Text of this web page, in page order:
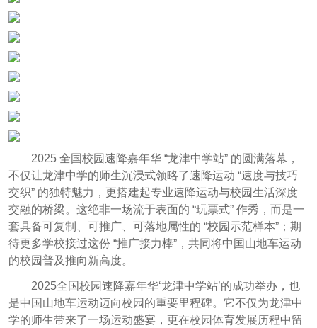
2025 全国校园速降嘉年华 “龙津中学站” 的圆满落幕，
不仅让龙津中学的师生沉浸式领略了速降运动 “速度与技巧
交织” 的独特魅力，更搭建起专业速降运动与校园生活深度
交融的桥梁。这绝非一场流于表面的 “玩票式” 作秀，而是一
套具备可复制、可推广、可落地属性的 “校园示范样本”；期
待更多学校接过这份 “推广接力棒”，共同将中国山地车运动
的校园普及推向新高度。
2025全国校园速降嘉年华‘龙津中学站’的成功举办，也
是中国山地车运动迈向校园的重要里程碑。它不仅为龙津中
学的师生带来了一场运动盛宴，更在校园体育发展历程中留